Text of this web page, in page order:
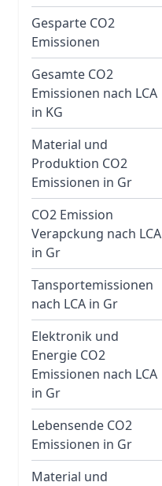
Gesparte CO2
Emissionen
Gesamte CO2
Emissionen nach LCA
in KG
Material und
Produktion CO2
Emissionen in Gr
CO2 Emission
Verapckung nach LCA
in Gr
Tansportemissionen
nach LCA in Gr
Elektronik und
Energie CO2
Emissionen nach LCA
in Gr
Lebensende CO2
Emissionen in Gr
Material und